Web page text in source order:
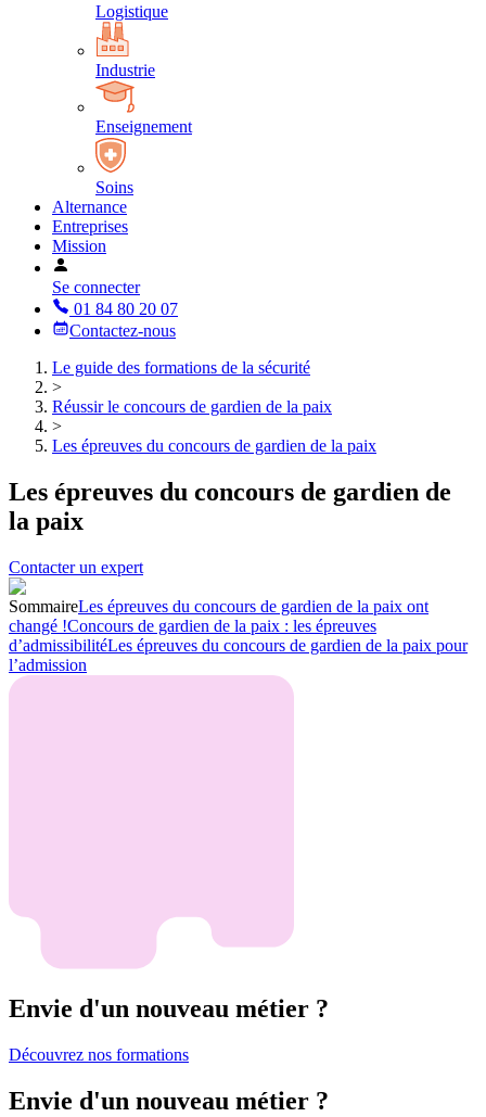
Logistique
Industrie
Enseignement
Soins
Alternance
Entreprises
Mission
Se connecter
01 84 80 20 07
Contactez-nous
Le guide des formations de la sécurité
>
Réussir le concours de gardien de la paix
>
Les épreuves du concours de gardien de la paix
Les épreuves du concours de gardien de
la paix
Contacter un expert
SommaireLes épreuves du concours de gardien de la paix ont
changé !Concours de gardien de la paix : les épreuves
d’admissibilitéLes épreuves du concours de gardien de la paix pour
l’admission
Envie d'un nouveau métier ?
Découvrez nos formations
Envie d'un nouveau métier ?